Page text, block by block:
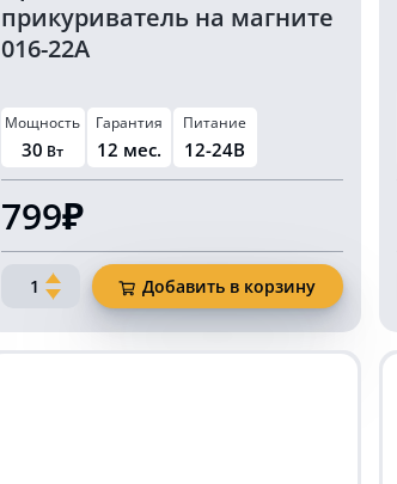
прикуриватель на магните
016-22A
Мощность
30 Вт
Гарантия
12 мес.
Питание
12-24В
799₽
Количество
Проблесковый
маяк
Добавить в корзину